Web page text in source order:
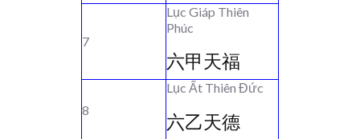
7
Lục Giáp Thiên
Phúc
六甲天福
8
Lục Ất Thiên Đức
六乙天德